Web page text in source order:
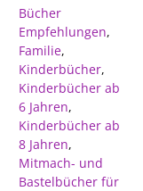
Bücher
Empfehlungen,
Familie,
Kinderbücher,
Kinderbücher ab
6 Jahren,
Kinderbücher ab
8 Jahren,
Mitmach- und
Bastelbücher für